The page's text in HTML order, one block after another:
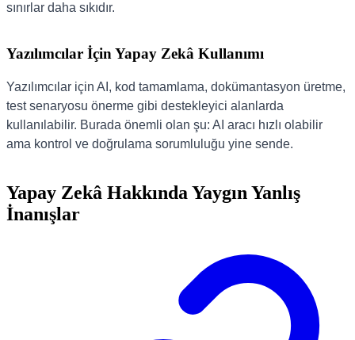
sınırlar daha sıkıdır.
Yazılımcılar İçin Yapay Zekâ Kullanımı
Yazılımcılar için AI, kod tamamlama, dokümantasyon üretme,
test senaryosu önerme gibi destekleyici alanlarda
kullanılabilir. Burada önemli olan şu: AI aracı hızlı olabilir
ama kontrol ve doğrulama sorumluluğu yine sende.
Yapay Zekâ Hakkında Yaygın Yanlış
İnanışlar